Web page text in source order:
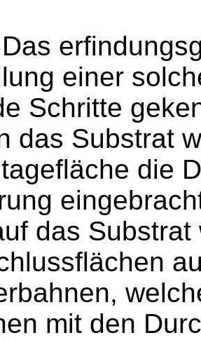
Das
einer
Schritte
das Substrat
die
das
mit den